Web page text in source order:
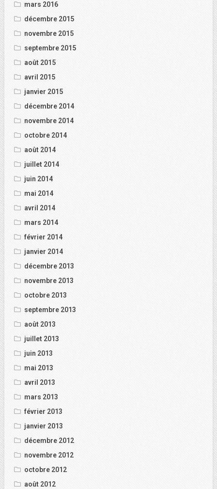
mars 2016
décembre 2015
novembre 2015
septembre 2015
août 2015
avril 2015
janvier 2015
décembre 2014
novembre 2014
octobre 2014
août 2014
juillet 2014
juin 2014
mai 2014
avril 2014
mars 2014
février 2014
janvier 2014
décembre 2013
novembre 2013
octobre 2013
septembre 2013
août 2013
juillet 2013
juin 2013
mai 2013
avril 2013
mars 2013
février 2013
janvier 2013
décembre 2012
novembre 2012
octobre 2012
août 2012